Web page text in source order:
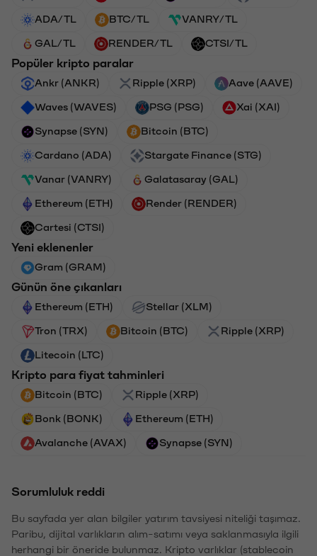
ADA/TL BTC/TL VANRY/TL
GAL/TL RENDER/TL CTSI/TL
Popüler kripto paralar
Ankr (ANKR) Ripple (XRP) Aave (AAVE)
Waves (WAVES) PSG (PSG) Xai (XAI)
Synapse (SYN) Bitcoin (BTC)
Cardano (ADA) Stargate Finance (STG)
Vanar (VANRY) Galatasaray (GAL)
Ethereum (ETH) Render (RENDER)
Cartesi (CTSI)
Yeni eklenenler
Gram (GRAM)
Günün öne çıkanları
Ethereum (ETH) Stellar (XLM)
Tron (TRX) Bitcoin (BTC) Ripple (XRP)
Litecoin (LTC)
Kripto para fiyat tahminleri
Bitcoin (BTC) Ripple (XRP)
Bonk (BONK) Ethereum (ETH)
Avalanche (AVAX) Synapse (SYN)
Sorumluluk reddi
Bu sayfada yer alan bilgiler yatırım tavsiyesi niteliği taşımaz.
Paribu, dijital varlıkların alım-satımı veya saklanmasıyla ilgili
herhangi bir öneride bulunmaz. Kripto varlıklar (stablecoin